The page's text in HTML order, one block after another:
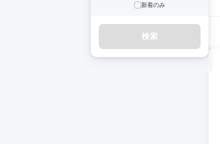
新着のみ
検索